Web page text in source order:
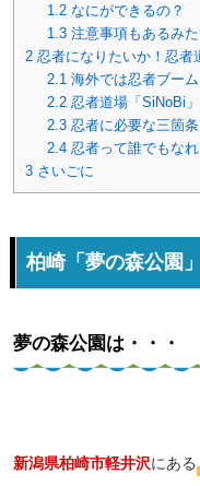
1.2なにができるの？
1.3注意事項もあるみ
2 忍者になりたいか！忍者
2.1 海外では忍者ブーム
2.2忍者道場「SiNoBi
2.3忍者に必要な三箇条
2.4忍者って誰でもなれ
3 さいごに
柏崎「夢の森公園
夢の森公園は・・・
新潟県柏崎市軽井沢にある